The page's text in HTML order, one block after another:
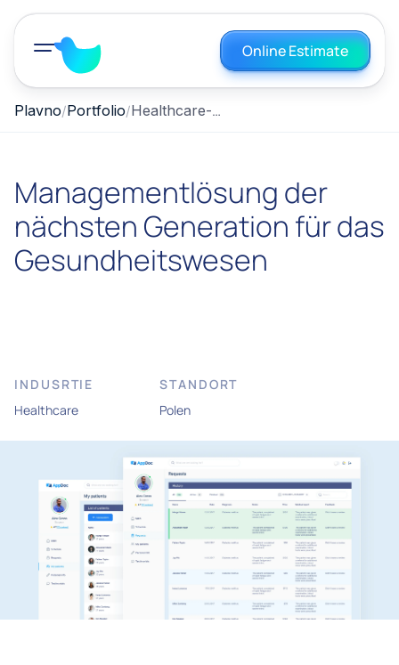
Online Estimate
Plavno Portfolio Healthcare-Management-Lösung
Managementlösung der
nächsten Generation für das
Gesundheitswesen
INDUSRTIE
Healthcare
STANDORT
Polen